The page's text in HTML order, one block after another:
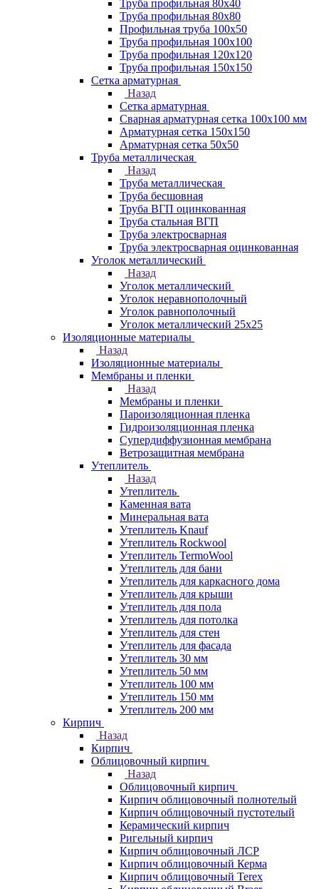
Труба профильная 80х40
Труба профильная 80х80
Профильная труба 100х50
Труба профильная 100х100
Труба профильная 120х120
Труба профильная 150х150
Сетка арматурная
Назад
Сетка арматурная
Сварная арматурная сетка 100х100 мм
Арматурная сетка 150х150
Арматурная сетка 50х50
Труба металлическая
Назад
Труба металлическая
Труба бесшовная
Труба ВГП оцинкованная
Труба стальная ВГП
Труба электросварная
Труба электросварная оцинкованная
Уголок металлический
Назад
Уголок металлический
Уголок неравнополочный
Уголок равнополочный
Уголок металлический 25х25
Изоляционные материалы
Назад
Изоляционные материалы
Мембраны и пленки
Назад
Мембраны и пленки
Пароизоляционная пленка
Гидроизоляционная пленка
Супердиффузионная мембрана
Ветрозащитная мембрана
Утеплитель
Назад
Утеплитель
Каменная вата
Минеральная вата
Утеплитель Knauf
Утеплитель Rockwool
Утеплитель TermoWool
Утеплитель для бани
Утеплитель для каркасного дома
Утеплитель для крыши
Утеплитель для пола
Утеплитель для потолка
Утеплитель для стен
Утеплитель для фасада
Утеплитель 30 мм
Утеплитель 50 мм
Утеплитель 100 мм
Утеплитель 150 мм
Утеплитель 200 мм
Кирпич
Назад
Кирпич
Облицовочный кирпич
Назад
Облицовочный кирпич
Кирпич облицовочный полнотелый
Кирпич облицовочный пустотелый
Керамический кирпич
Ригельный кирпич
Кирпич облицовочный ЛСР
Кирпич облицовочный Керма
Кирпич облицовочный Terex